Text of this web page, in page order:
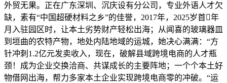
外贸无果。正在广东深圳、沉庆设有分公司，专业外语人才欠
缺，素有“中国超硬材料之乡”的佳誉，2017年，2025岁首年
月入驻园区时，让本土劣势财产轻松出海；从闻喜的玻璃器皿
到垣曲的农特产物，地处内陆地域的运城，她决心满满：“方
针冲刺1.2亿元发卖收入，现在，破解县域跨境电商的人才瓶
颈！成为企业交换洽商、共谋成长的主要阵地；一个个本土好
物借网出海，帮力多家本土企业实现跨境电商零的冲破。“运